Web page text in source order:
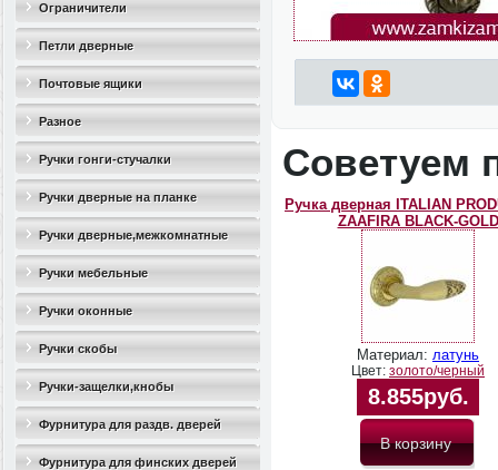
Ограничители
дверные(стопоры)
Петли дверные
Почтовые ящики
Разное
Ручки гонги-стучалки
Ручки дверные на планке
Ручки дверные,межкомнатные
Ручки мебельные
Ручки оконные
Ручки скобы
Ручки-защелки,кнобы
Фурнитура для раздв. дверей
Фурнитура для финских дверей
Советуем
Ручка дверная ITALIAN
ZAAFIRA BLACK-GOLD
Материал: латунь
Цвет: золото/черный
8.855руб.